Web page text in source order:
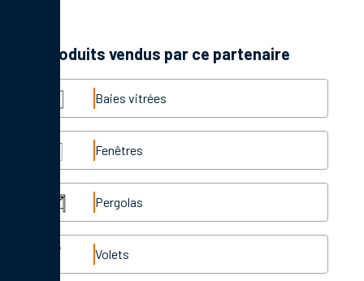
Les produits vendus par ce partenaire
Baies vitrées
Fenêtres
Pergolas
Volets